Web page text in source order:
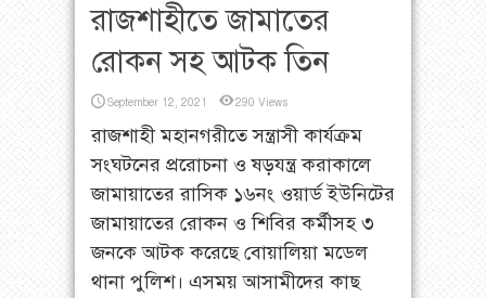
রাজশাহীতে জামাতের
রোকন সহ আটক তিন
September 12, 2021 290 Views
রাজশাহী মহানগরীতে সন্ত্রাসী কার্যক্রম
সংঘটনের প্ররোচনা ও ষড়যন্ত্র করাকালে
জামায়াতের রাসিক ১৬নং ওয়ার্ড ইউনিটের
জামায়াতের রোকন ও শিবির কর্মীসহ ৩
জনকে আটক করেছে বোয়ালিয়া মডেল
থানা পুলিশ। এসময় আসামীদের কাছ